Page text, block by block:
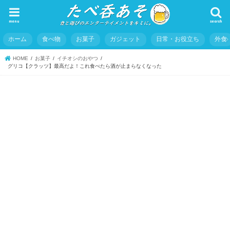
search
menu
ホーム 食べ物 お菓子 ガジェット 日常・お役立ち 外食
HOME お菓子
イチオシのおやつ
グリコ【クラッツ】最高だよ！これ食べたら酒が止まらなくなった